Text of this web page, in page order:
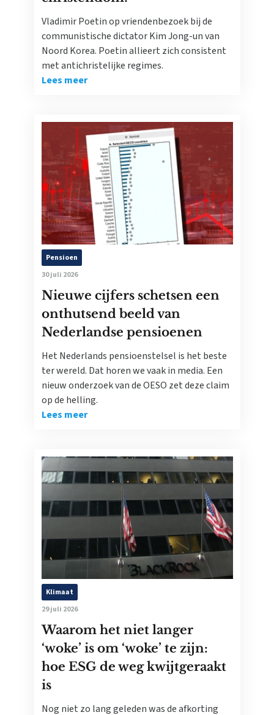
Vladimir Poetin op vriendenbezoek bij de
communistische dictator Kim Jong-un van
Noord Korea. Poetin allieert zich consistent
met antichristelijke regimes.
Lees meer
Pensioen
30 juli 2026
Nieuwe cijfers schetsen een
onthutsend beeld van
Nederlandse pensioenen
Het Nederlands pensioenstelsel is het beste
ter wereld. Dat horen we vaak in media. Een
nieuw onderzoek van de OESO zet deze claim
op de helling.
Lees meer
Klimaat
29 juli 2026
Waarom het niet langer
‘woke’ is om ‘woke’ te zijn:
hoe ESG de weg kwijtgeraakt
is
Nog niet zo lang geleden was de afkorting